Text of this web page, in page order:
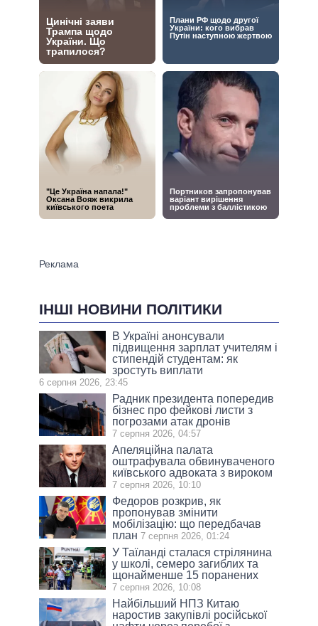
ІНШІ НОВИНИ ПОЛІТИКИ
В Україні анонсували
підвищення зарплат учителям і
стипендій студентам: як
зростуть виплати
6 серпня 2026, 23:45
Радник президента попередив
бізнес про фейкові листи з
погрозами атак дронів
7 серпня 2026, 04:57
Апеляційна палата
оштрафувала обвинуваченого
київського адвоката з вироком
7 серпня 2026, 10:10
Федоров розкрив, як
пропонував змінити
мобілізацію: що передбачав
план 7 серпня 2026, 01:24
У Таїланді сталася стрілянина
у школі, семеро загиблих та
щонайменше 15 поранених
7 серпня 2026, 10:08
Найбільший НПЗ Китаю
наростив закупівлі російської